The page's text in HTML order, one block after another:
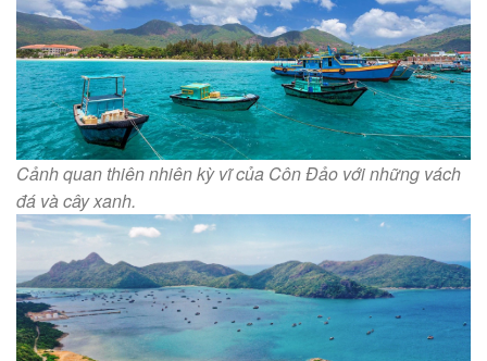
Cảnh quan thiên nhiên kỳ vĩ của Côn Đảo với những vách
đá và cây xanh.